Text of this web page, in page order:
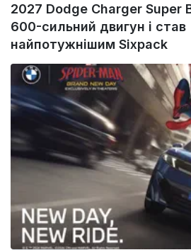
2027 Dodge Charger Super
600-сильний двигун і став
найпотужнішим Sixpack